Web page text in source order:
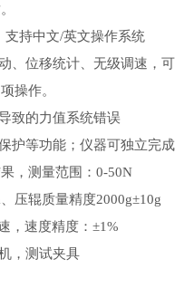
支持中文/英文操作系统
、位移统计、无级调速，可
操作。
致的力值系统错误
护等功能；仪器可独立完成
，测量范围：0-50N
压辊质量精度2000g±10g
，速度精度：±1%
，测试夹具